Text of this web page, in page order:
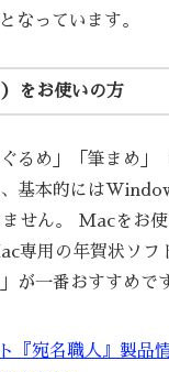
となっています。
をお使いの方
るめ」「筆まめ」
基本的には
せん。 Macをお
専用の年賀状ソフ
が一番おすすめで
『宛名職人』製品